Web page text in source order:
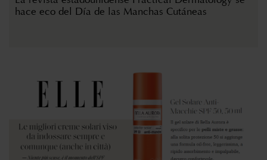
hace eco del Día de las Manchas Cutáneas